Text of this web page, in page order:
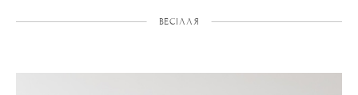
ВЕСІЛЛЯ